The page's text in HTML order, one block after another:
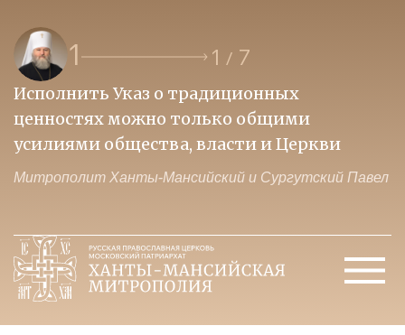
1 1 / 7
Исполнить Указ о традиционных
ценностях можно только общими
усилиями общества, власти и Церкви
Митрополит Ханты-Мансийский и Сургутский Павел